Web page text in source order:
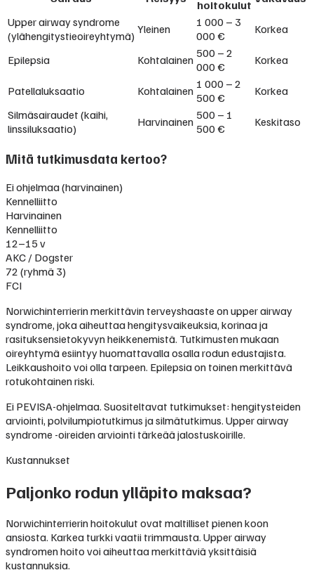
hoitokulut
Upper airway syndrome
(ylähengitystieoireyhtymä) Yleinen
1 000 – 3
000 €
Korkea
Epilepsia Kohtalainen 500 – 2
000 €
Korkea
Patellaluksaatio Kohtalainen 1 000 – 2
500 €
Korkea
Silmäsairaudet (kaihi,
linssiluksaatio)
Harvinainen 500 – 1
500 €
Keskitaso
Mitä tutkimusdata kertoo?
Ei ohjelmaa (harvinainen)
Kennelliitto
Harvinainen
Kennelliitto
12–15 v
AKC / Dogster
72 (ryhmä 3)
FCI
Norwichinterrierin merkittävin terveyshaaste on upper airway
syndrome, joka aiheuttaa hengitysvaikeuksia, korinaa ja
rasituksensietokyvyn heikkenemistä. Tutkimusten mukaan
oireyhtymä esiintyy huomattavalla osalla rodun edustajista.
Leikkaushoito voi olla tarpeen. Epilepsia on toinen merkittävä
rotukohtainen riski.
Ei PEVISA-ohjelmaa. Suositeltavat tutkimukset: hengitysteiden
arviointi, polvilumpiotutkimus ja silmätutkimus. Upper airway
syndrome -oireiden arviointi tärkeää jalostuskoirille.
Kustannukset
Paljonko rodun ylläpito maksaa?
Norwichinterrierin hoitokulut ovat maltilliset pienen koon
ansiosta. Karkea turkki vaatii trimmausta. Upper airway
syndromen hoito voi aiheuttaa merkittäviä yksittäisiä
kustannuksia.